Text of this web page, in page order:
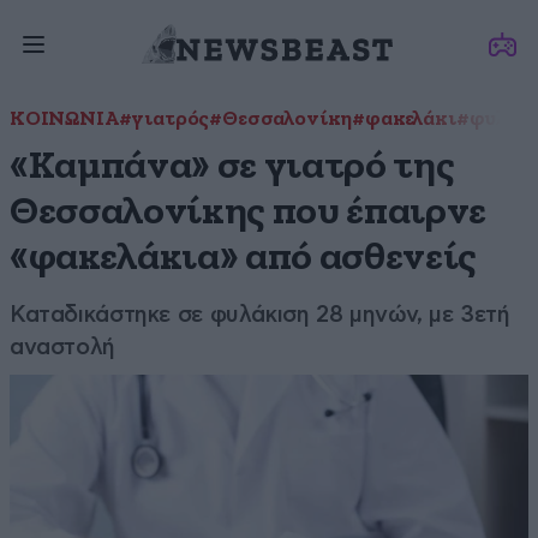
ΚΟΙΝΩΝΙΑ#γιατρός#Θεσσαλονίκη#φακελάκι
«Καμπάνα» σε γιατρό της
Θεσσαλονίκης που έπαιρνε
«φακελάκια» από ασθενείς
Καταδικάστηκε σε φυλάκιση 28 μηνών, με 3ετή
αναστολή